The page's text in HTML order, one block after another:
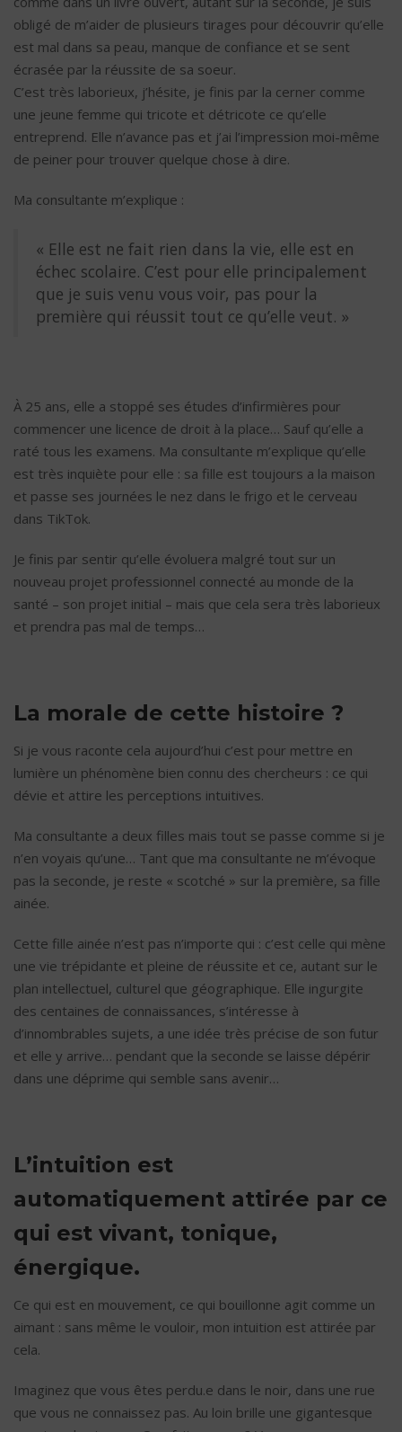
obligé de m’aider de plusieurs tirages pour découvrir qu’elle
est mal dans sa peau, manque de confiance et se sent
écrasée par la réussite de sa soeur.
C’est très laborieux, j’hésite, je finis par la cerner comme
une jeune femme qui tricote et détricote ce qu’elle
entreprend. Elle n’avance pas et j’ai l’impression moi-même
de peiner pour trouver quelque chose à dire.
Ma consultante m’explique :
« Elle est ne fait rien dans la vie, elle est en
échec scolaire. C’est pour elle principalement
que je suis venu vous voir, pas pour la
première qui réussit tout ce qu’elle veut. »
À 25 ans, elle a stoppé ses études d’infirmières pour
commencer une licence de droit à la place… Sauf qu’elle a
raté tous les examens. Ma consultante m’explique qu’elle
est très inquiète pour elle : sa fille est toujours a la maison
et passe ses journées le nez dans le frigo et le cerveau
dans TikTok.
Je finis par sentir qu’elle évoluera malgré tout sur un
nouveau projet professionnel connecté au monde de la
santé – son projet initial – mais que cela sera très laborieux
et prendra pas mal de temps…
La morale de cette histoire ?
Si je vous raconte cela aujourd’hui c’est pour mettre en
lumière un phénomène bien connu des chercheurs : ce qui
dévie et attire les perceptions intuitives.
Ma consultante a deux filles mais tout se passe comme si je
n’en voyais qu’une… Tant que ma consultante ne m’évoque
pas la seconde, je reste « scotché » sur la première, sa fille
ainée.
Cette fille ainée n’est pas n’importe qui : c’est celle qui mène
une vie trépidante et pleine de réussite et ce, autant sur le
plan intellectuel, culturel que géographique. Elle ingurgite
des centaines de connaissances, s’intéresse à
d’innombrables sujets, a une idée très précise de son futur
et elle y arrive… pendant que la seconde se laisse dépérir
dans une déprime qui semble sans avenir…
L’intuition est
automatiquement attirée par ce
qui est vivant, tonique,
énergique.
Ce qui est en mouvement, ce qui bouillonne agit comme un
aimant : sans même le vouloir, mon intuition est attirée par
cela.
Imaginez que vous êtes perdu.e dans le noir, dans une rue
que vous ne connaissez pas. Au loin brille une gigantesque